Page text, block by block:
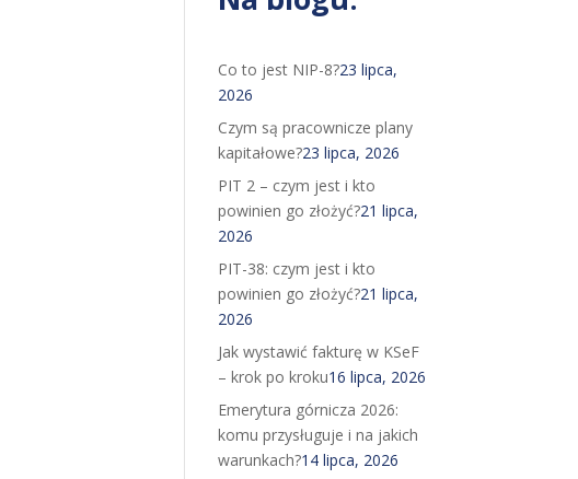
Co to jest NIP-8?23 lipca,
2026
Czym są pracownicze plany
kapitałowe?23 lipca, 2026
PIT 2 – czym jest i kto
powinien go złożyć?21 lipca,
2026
PIT-38: czym jest i kto
powinien go złożyć?21 lipca,
2026
Jak wystawić fakturę w KSeF
– krok po kroku16 lipca, 2026
Emerytura górnicza 2026:
komu przysługuje i na jakich
warunkach?14 lipca, 2026